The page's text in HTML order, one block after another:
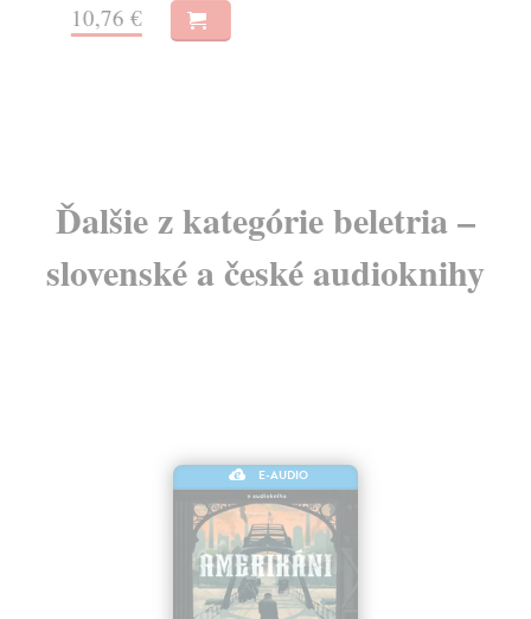
10,76 €
Ďalšie z kategórie beletria –
slovenské a české audioknihy
E-AUDIO